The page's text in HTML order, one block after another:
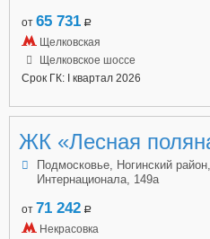
от 65 731 a
Щелковская
Щелковское шоссе
Срок ГК: I квартал 2026
ЖК «Лесная
Подмосковье, Ногинский
Интернационала, 149а
от 71 242 a
Некрасовка